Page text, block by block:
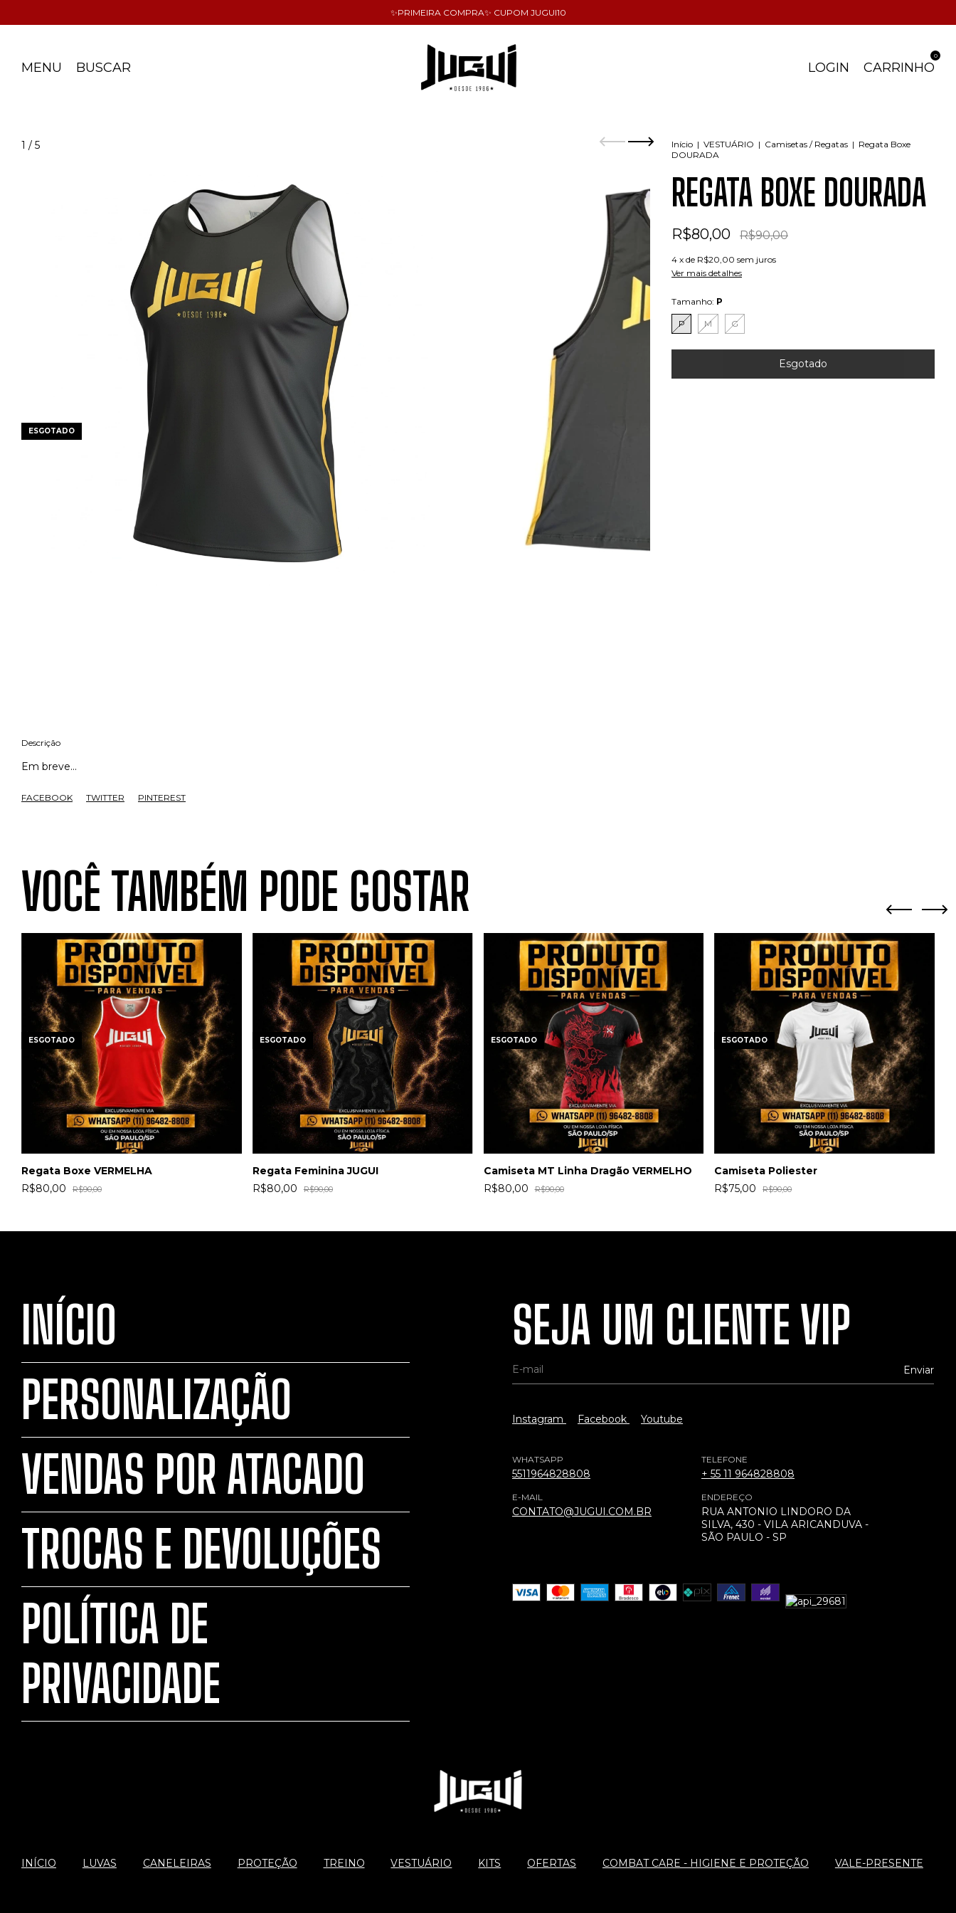
✨PRIMEIRA COMPRA✨ CUPOM JUGUI10
MENU BUSCAR LOGIN CARRINHO
0
1 / 5
ESGOTADO
Início | VESTUÁRIO | Camisetas / Regatas | Regata Boxe
DOURADA
REGATA BOXE DOURADA
R$80,00 R$90,00
4 x de R$20,00 sem juros
Ver mais detalhes
Tamanho: P
P M G
Descrição
Em breve...
FACEBOOK TWITTER PINTEREST
VOCÊ TAMBÉM PODE GOSTAR
ESGOTADO
Regata Boxe VERMELHA
R$80,00
R$90,00
ESGOTADO
Regata Feminina JUGUI
R$80,00
R$90,00
ESGOTADO
Camiseta MT Linha Dragão VERMELHO
R$80,00
R$90,00
ESGOTADO
Camiseta Poliester
R$75,00
R$90,00
INÍCIO
PERSONALIZAÇÃO
VENDAS POR ATACADO
TROCAS E DEVOLUÇÕES
POLÍTICA DE
PRIVACIDADE
SEJA UM CLIENTE VIP
Instagram Facebook Youtube
WHATSAPP
5511964828808
TELEFONE
+ 55 11 964828808
E-MAIL
CONTATO@JUGUI.COM.BR
ENDEREÇO
RUA ANTONIO LINDORO DA
SILVA, 430 - VILA ARICANDUVA -
SÃO PAULO - SP
INÍCIO LUVAS CANELEIRAS PROTEÇÃO TREINO VESTUÁRIO KITS OFERTAS COMBAT CARE - HIGIENE E PROTEÇÃO VALE-PRESENTE